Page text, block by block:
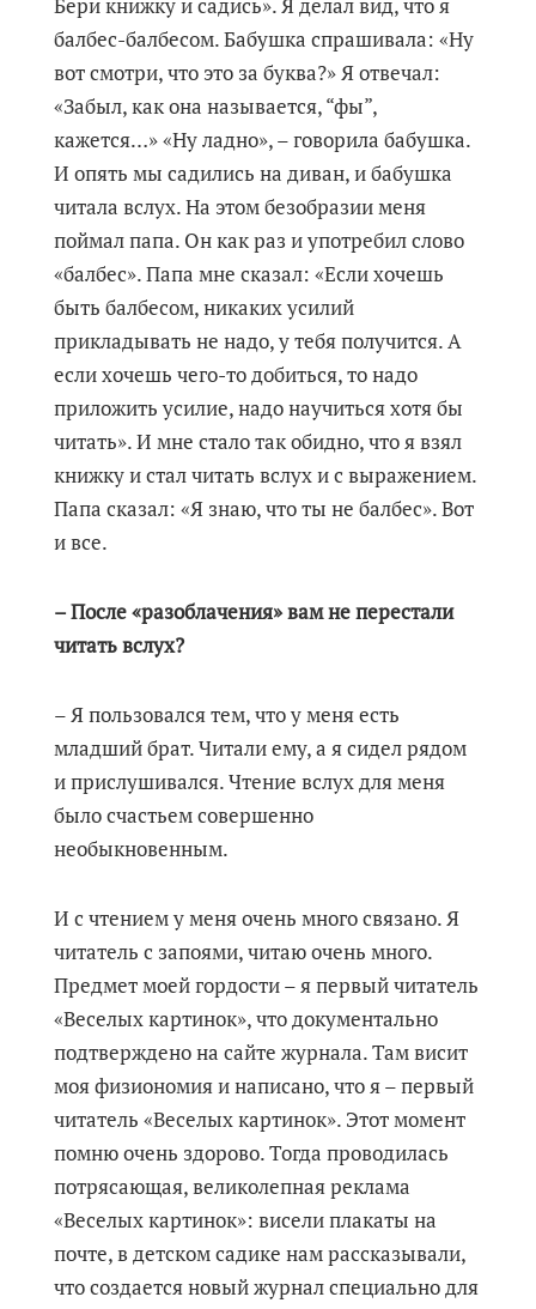
Бери книжку и садись». Я делал вид, что я
балбес-балбесом. Бабушка спрашивала: «Ну
вот смотри, что это за буква?» Я отвечал:
«Забыл, как она называется, “фы”,
кажется…» «Ну ладно», – говорила бабушка.
И опять мы садились на диван, и бабушка
читала вслух. На этом безобразии меня
поймал папа. Он как раз и употребил слово
«балбес». Папа мне сказал: «Если хочешь
быть балбесом, никаких усилий
прикладывать не надо, у тебя получится. А
если хочешь чего-то добиться, то надо
приложить усилие, надо научиться хотя бы
читать». И мне стало так обидно, что я взял
книжку и стал читать вслух и с выражением.
Папа сказал: «Я знаю, что ты не балбес». Вот
и все.
– После «разоблачения» вам не перестали
читать вслух?
– Я пользовался тем, что у меня есть
младший брат. Читали ему, а я сидел рядом
и прислушивался. Чтение вслух для меня
было счастьем совершенно
необыкновенным.
И с чтением у меня очень много связано. Я
читатель с запоями, читаю очень много.
Предмет моей гордости – я первый читатель
«Веселых картинок», что документально
подтверждено на сайте журнала. Там висит
моя физиономия и написано, что я – первый
читатель «Веселых картинок». Этот момент
помню очень здорово. Тогда проводилась
потрясающая, великолепная реклама
«Веселых картинок»: висели плакаты на
почте, в детском садике нам рассказывали,
что создается новый журнал специально для